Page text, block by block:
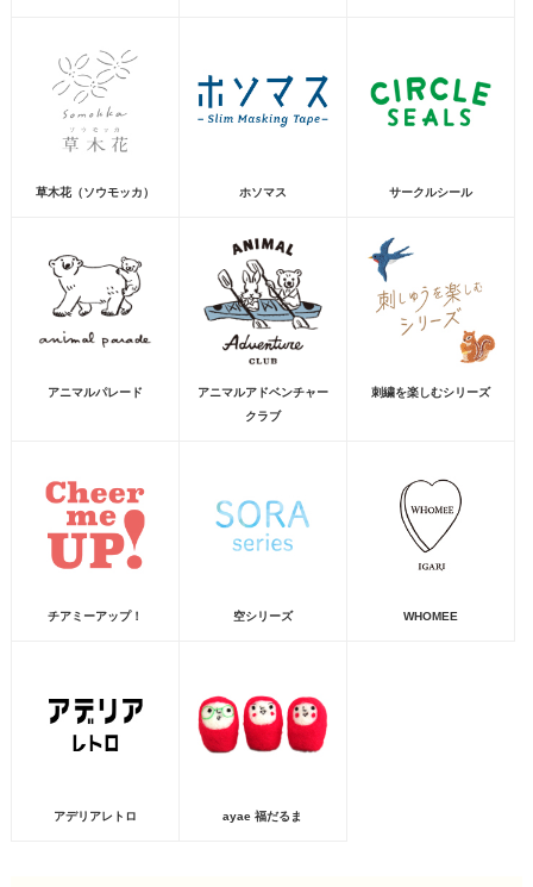
草木花（ソウモッカ） ホソマス サークルシール
アニマルパレード
アニマルアドベンチャー
クラブ
刺繍を楽しむシリーズ
チアミーアップ！ 空シリーズ WHOMEE
アデリアレトロ ayae 福だるま